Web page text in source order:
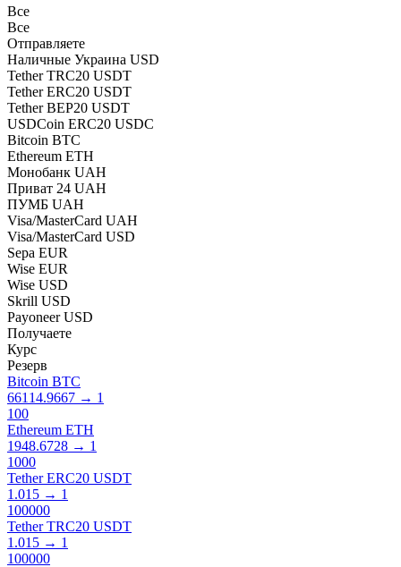
Все
Все
Отправляете
Наличные Украина USD
Tether TRC20 USDT
Tether ERC20 USDT
Tether BEP20 USDT
USDCoin ERC20 USDC
Bitcoin BTC
Ethereum ETH
Монобанк UAH
Приват 24 UAH
ПУМБ UAH
Visa/MasterCard UAH
Visa/MasterCard USD
Sepa EUR
Wise EUR
Wise USD
Skrill USD
Payoneer USD
Получаете
Курс
Резерв
Bitcoin BTC
66114.9667 → 1
100
Ethereum ETH
1948.6728 → 1
1000
Tether ERC20 USDT
1.015 → 1
100000
Tether TRC20 USDT
1.015 → 1
100000